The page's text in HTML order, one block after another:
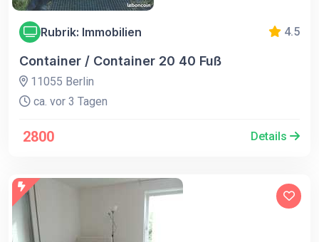
Rubrik: Immobilien 4.5
Container / Container 20 40 Fuß
11055 Berlin
ca. vor 3 Tagen
2800 Details